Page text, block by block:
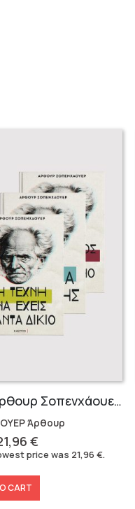
Σειρά Άρθουρ Σοπενχάουερ (3 βιβλία)
Άρθουρ
€.
€Current
price
21,96 €.
price was 21,96 €.
CART